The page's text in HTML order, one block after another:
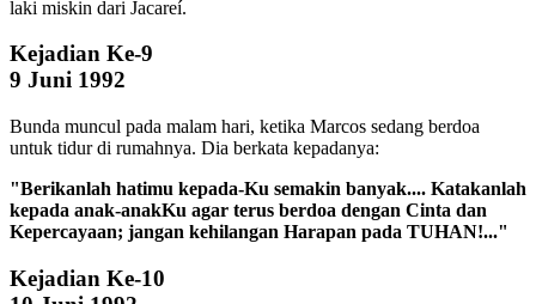
laki miskin dari Jacareí.
Kejadian Ke-9
9 Juni 1992
Bunda muncul pada malam hari, ketika Marcos sedang berdoa
untuk tidur di rumahnya. Dia berkata kepadanya:
"Berikanlah hatimu kepada-Ku semakin banyak.... Katakanlah
kepada anak-anakKu agar terus berdoa dengan Cinta dan
Kepercayaan; jangan kehilangan Harapan pada TUHAN!..."
Kejadian Ke-10